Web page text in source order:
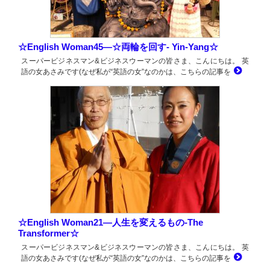
☆English Woman45―☆両輪を回す- Yin-Yang☆
スーパービジネスマン&ビジネスウーマンの皆さま、こんにちは。 英
語の女あさみです(なぜ私が“英語の女”なのかは、こちらの記事を
☆English Woman21―人生を変えるもの-The
Transformer☆
スーパービジネスマン&ビジネスウーマンの皆さま、こんにちは。 英
語の女あさみです(なぜ私が“英語の女”なのかは、こちらの記事を